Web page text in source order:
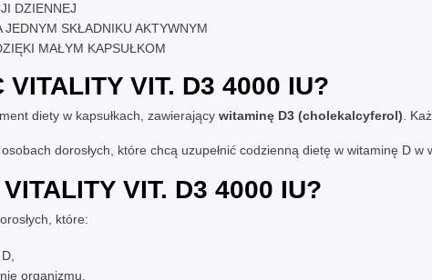
DZIENNEJ
JEDNYM SKŁADNIKU AKTYWNYM
MAŁYM KAPSUŁKOM
VITALITY VIT. D3 4000 IU?
diety w kapsułkach, zawierający witaminę D3 (cholekalcyferol) .
dorosłych, które chcą uzupełnić codzienną dietę w witaminę D
VIT. D3 4000 IU?
które:
organizmu,